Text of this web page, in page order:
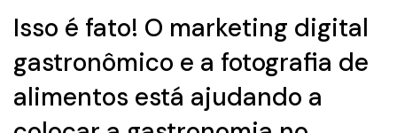
Isso é fato! O marketing digital
gastronômico e a fotografia de
alimentos está ajudando a